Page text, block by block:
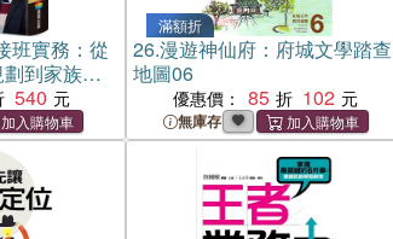
班實務：從
到家族辦
，實現企
540
滿額折
26.漫遊神仙府：府城文學踏查
地圖06
優惠價： 85 102
無庫存